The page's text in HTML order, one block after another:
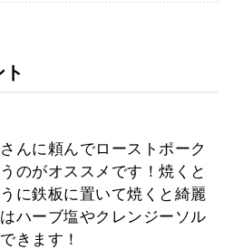
んに頼んでローストポーク
のがオススメです！焼くと
に鉄板に置いて焼くと綺麗
ハーブ塩やクレンジーソル
きます！